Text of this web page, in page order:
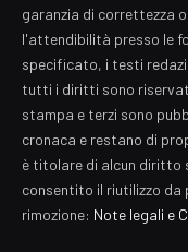
garanzia di correttezza
l'attendibilità presso le
specificato, i testi
tutti i diritti sono
stampa e terzi sono
cronaca e restano di
è titolare di alcun diritto
consentito il riutilizzo da
rimozione: Note legali e